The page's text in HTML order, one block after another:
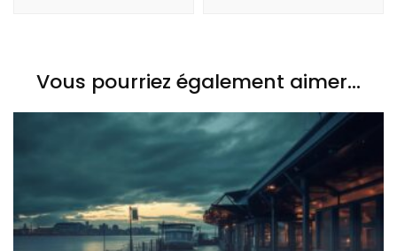
Vous pourriez également aimer...